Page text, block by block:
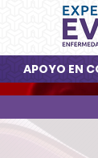
APOYO EN